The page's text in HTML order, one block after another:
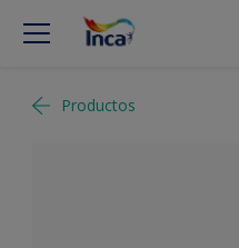
Productos